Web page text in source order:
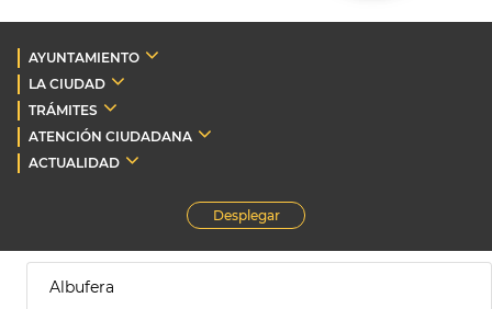
AYUNTAMIENTO
LA CIUDAD
TRÁMITES
ATENCIÓN CIUDADANA
ACTUALIDAD
Desplegar
Albufera